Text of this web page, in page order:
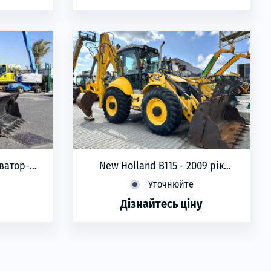
New Holland B115 - 2009 рік
Екскаватор навантажувач
Уточнюйте
Дізнайтесь ціну